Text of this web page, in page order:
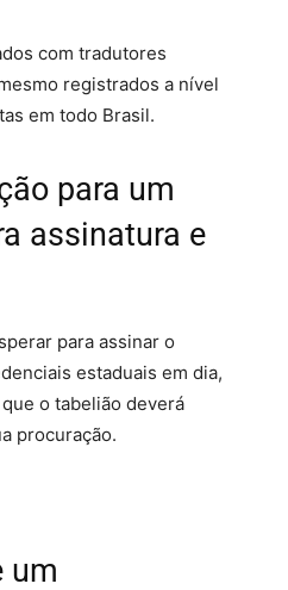
com tradutores
registrados a nível
em todo Brasil.
para um
assinatura e
para assinar o
estaduais em dia,
o tabelião deverá
procuração.
um